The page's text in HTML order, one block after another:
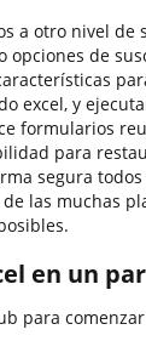
a otro nivel de
de
excel, y
formularios
para
segura
las muchas
en un
para